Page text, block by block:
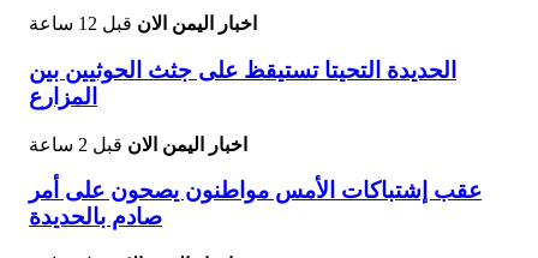
اخبار اليمن الان قبل 12 ساعة
الحديدة التحيتا تستيقظ على جثث الحوثيين بين
المزارع
اخبار اليمن الان قبل 2 ساعة
عقب إشتباكات الأمس مواطنون يصحون على أمر
صادم بالحديدة